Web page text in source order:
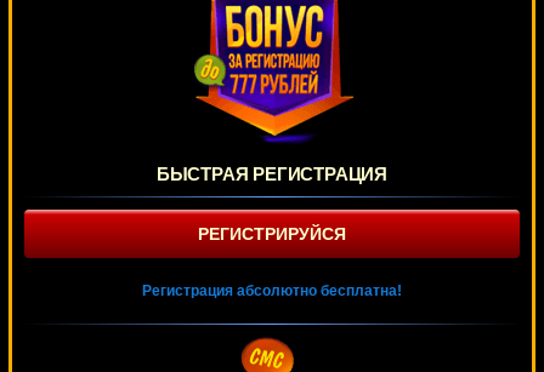
БЫСТРАЯ РЕГИСТРАЦИЯ
РЕГИСТРИРУЙСЯ
Регистрация абсолютно бесплатна!